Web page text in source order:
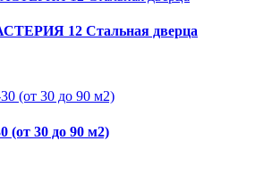
12 Стальная дверца
(от 30 до 90 м2)